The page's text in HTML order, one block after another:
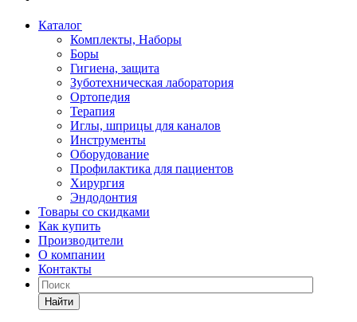
Каталог
Комплекты, Наборы
Боры
Гигиена, защита
Зуботехническая лаборатория
Ортопедия
Терапия
Иглы, шприцы для каналов
Инструменты
Оборудование
Профилактика для пациентов
Хирургия
Эндодонтия
Товары со скидками
Как купить
Производители
О компании
Контакты
Найти